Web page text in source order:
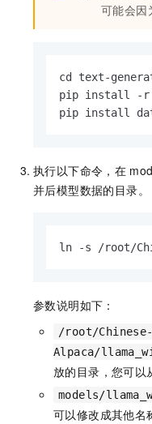
可能会因
cd text-
pip install -r
pip install
执行以下命令，在
并后模型数据的目录。
ln -s /root/
参数说明如下：
/root/Chinese-
Alpaca/
放的目录，您可以
models/
可以修改成其他名